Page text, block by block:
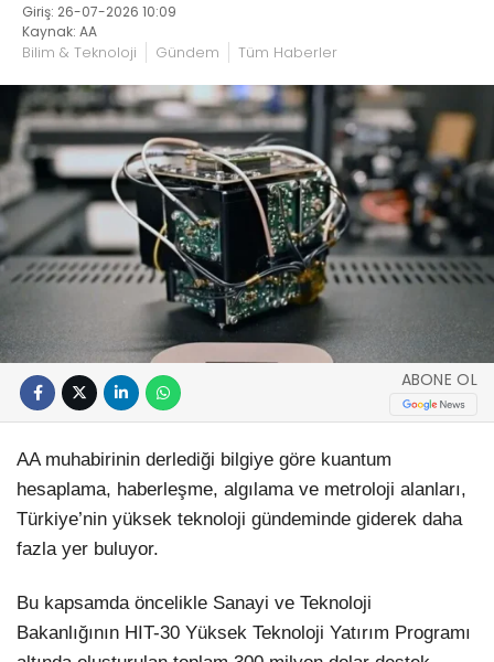
Giriş: 26-07-2026 10:09
Kaynak: AA
Bilim & Teknoloji Gündem Tüm Haberler
ABONE OL
AA muhabirinin derlediği bilgiye göre kuantum
hesaplama, haberleşme, algılama ve metroloji alanları,
Türkiye’nin yüksek teknoloji gündeminde giderek daha
fazla yer buluyor.
Bu kapsamda öncelikle Sanayi ve Teknoloji
Bakanlığının HIT-30 Yüksek Teknoloji Yatırım Programı